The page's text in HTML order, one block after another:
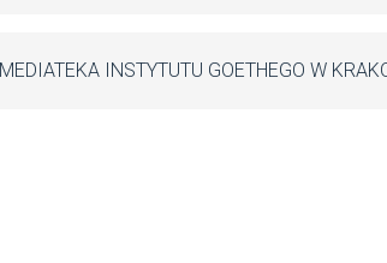
MEDIATEKA INSTYTUTU GOETHEGO W